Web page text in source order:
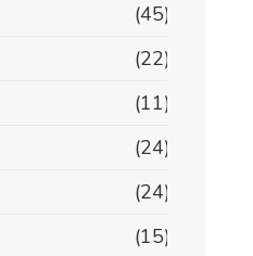
(45)
(22)
(11)
(24)
(24)
(15)